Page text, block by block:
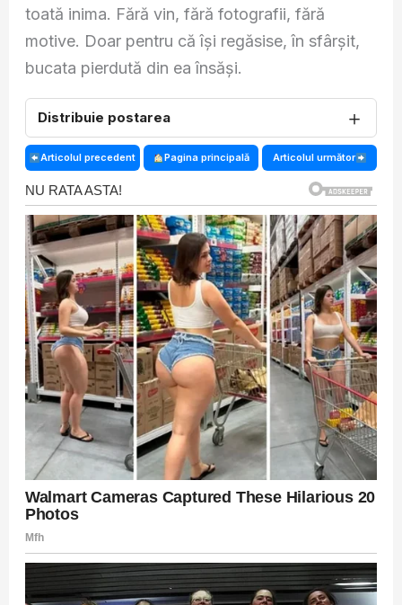
toată inima. Fără vin, fără fotografii, fără
motive. Doar pentru că își regăsise, în sfârșit,
bucata pierdută din ea însăși.
Distribuie postarea ＋
Articolul precedent Pagina principală Articolul următor